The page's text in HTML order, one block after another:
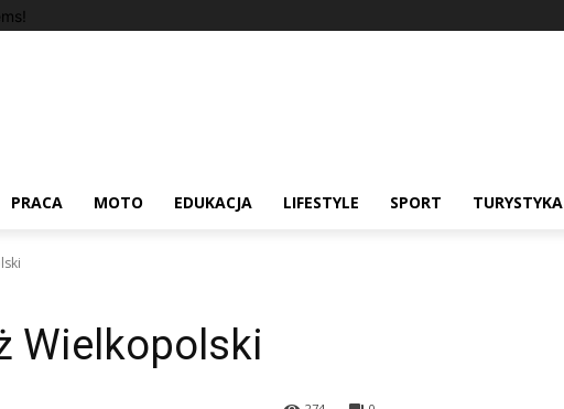
PRACA MOTO EDUKACJA LIFESTYLE SPORT TURYSTYKA
Wielkopolski